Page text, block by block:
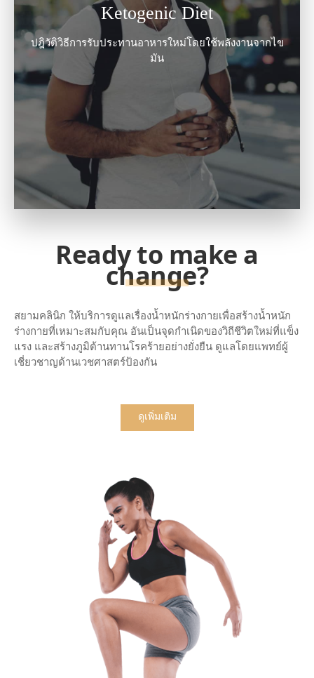
Ketogenic Diet
ปฎิวัติวิธีการรับประทานอาหารใหม่โดยใช้พลังงานจากไข
มัน
Ready to make a
change?
สยามคลินิก ให้บริการดูแลเรื่องน้ำหนักร่างกายเพื่อสร้างน้ำหนัก
ร่างกายที่เหมาะสมกับคุณ อันเป็นจุดกำเนิดของวิถีชีวิตใหม่ที่แข็ง
แรง และสร้างภูมิต้านทานโรคร้ายอย่างยั่งยืน ดูแลโดยแพทย์ผู้
เชี่ยวชาญด้านเวชศาสตร์ป้องกัน
ดูเพิ่มเติม